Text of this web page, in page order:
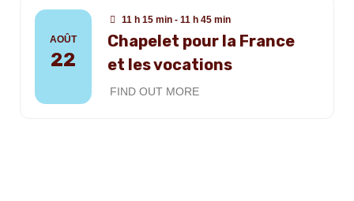
AOÛT
22
11 h 15 min - 11 h 45 min
Chapelet pour la France
et les vocations
FIND OUT MORE